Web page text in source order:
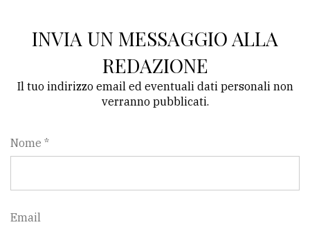
INVIA UN MESSAGGIO ALLA
REDAZIONE
Il tuo indirizzo email ed eventuali dati personali non
verranno pubblicati.
Nome *
Email